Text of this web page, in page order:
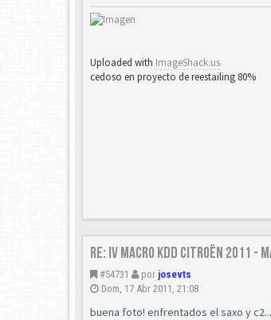
Uploaded with ImageShack.us
cedoso en proyecto de reestailing 80%
Re: IV Macro KDD Citroën 2011 -
#54731 por josevts
Dom, 17 Abr 2011, 21:08
buena foto! enfrentados el saxo y c2...